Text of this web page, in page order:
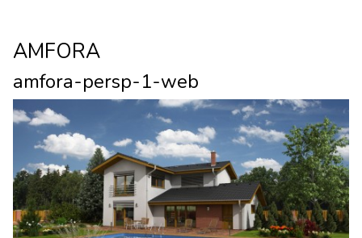
AMFORA
amfora-persp-1-web